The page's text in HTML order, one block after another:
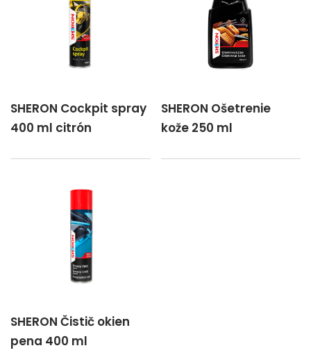
SHERON Cockpit spray
400 ml citrón
SHERON Ošetrenie
kože 250 ml
SHERON Čistič okien
pena 400 ml